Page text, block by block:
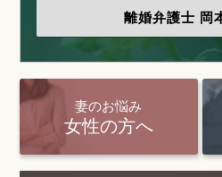
離婚弁護士 岡
妻のお悩み
女性の方へ